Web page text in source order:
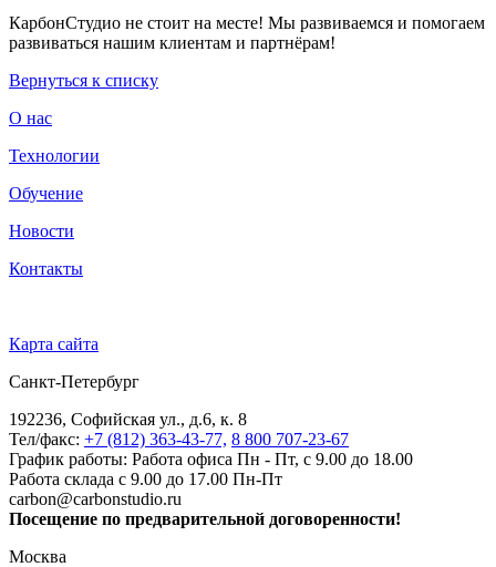
КарбонСтудио не стоит на месте! Мы развиваемся и помогаем
развиваться нашим клиентам и партнёрам!
Вернуться к списку
О нас
Технологии
Обучение
Новости
Контакты
Карта сайта
Санкт-Петербург
192236, Софийская ул., д.6, к. 8
Тел/факс: +7 (812) 363-43-77, 8 800 707-23-67
График работы: Работа офиса Пн - Пт, с 9.00 до 18.00
Работа склада с 9.00 до 17.00 Пн-Пт
carbon@carbonstudio.ru
Посещение по предварительной договоренности!
Москва